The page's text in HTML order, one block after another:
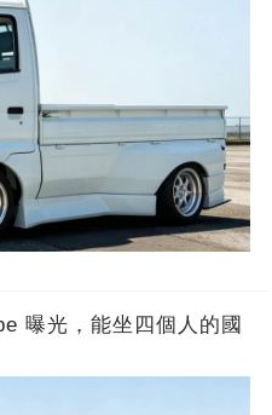
曝光，能坐四個人的國